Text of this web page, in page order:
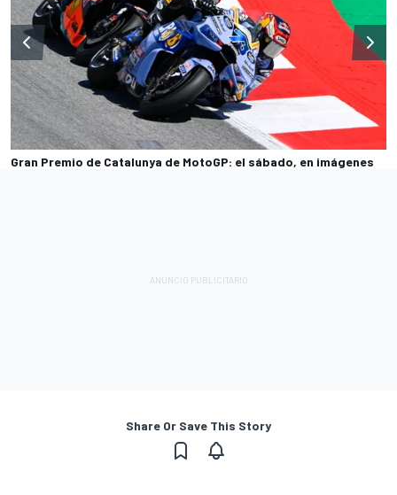
Gran Premio de Catalunya de MotoGP: el sábado, en imágenes
Share Or Save This Story